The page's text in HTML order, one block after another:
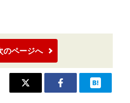
のページへ